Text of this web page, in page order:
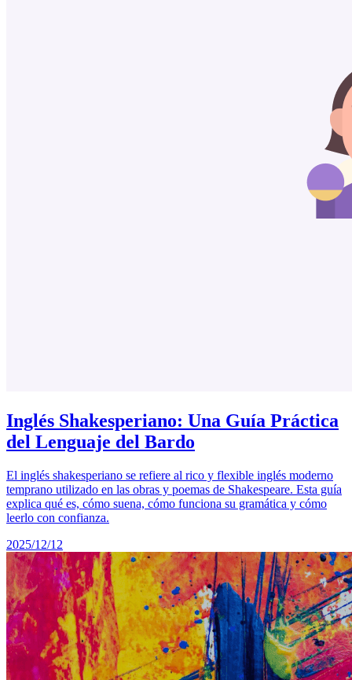
Inglés Shakesperiano: Una Guía Práctica
del Lenguaje del Bardo
El inglés shakesperiano se refiere al rico y flexible inglés moderno
temprano utilizado en las obras y poemas de Shakespeare. Esta guía
explica qué es, cómo suena, cómo funciona su gramática y cómo
leerlo con confianza.
2025/12/12